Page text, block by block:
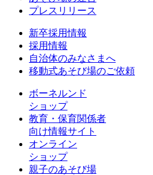
プレスリリース
新卒採用情報
採用情報
自治体のみなさまへ
移動式あそび場のご依頼
ボーネルンド
ショップ
教育・保育関係者
向け情報サイト
オンライン
ショップ
親子のあそび場